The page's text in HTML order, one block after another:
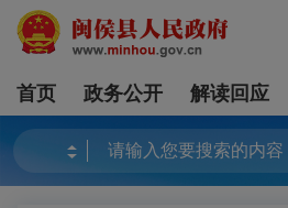
首页 政务公开 解读回应